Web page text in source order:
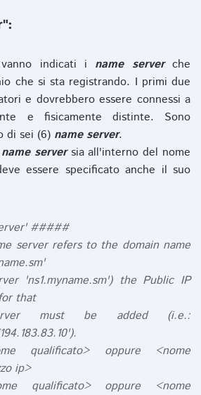
indicati i name serverche
che si sta registrando. I primi due
e dovrebbero essere connessi a
e fisicamente distinte. Sono
di sei (6) name server.
name serversia all'interno del nome
essere specificato anche il suo
#####
server refers to the domain name
'ns1.myname.sm') the Public IP
that
must be added (i.e.:
qualificato> oppure <nome
ip>
qualificato> oppure <nome